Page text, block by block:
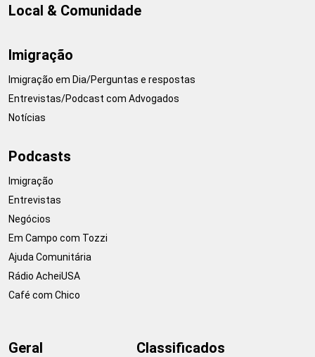
Local & Comunidade
Imigração
Imigração em Dia/Perguntas e respostas
Entrevistas/Podcast com Advogados
Notícias
Podcasts
Imigração
Entrevistas
Negócios
Em Campo com Tozzi
Ajuda Comunitária
Rádio AcheiUSA
Café com Chico
Geral Classificados